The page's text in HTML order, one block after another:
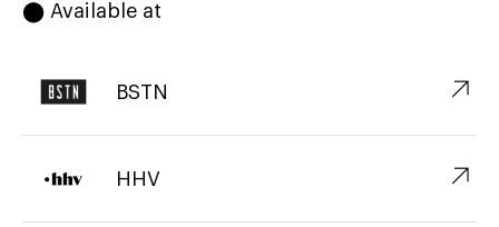
⬤ Available at
BSTN ↗︎
HHV ↗︎